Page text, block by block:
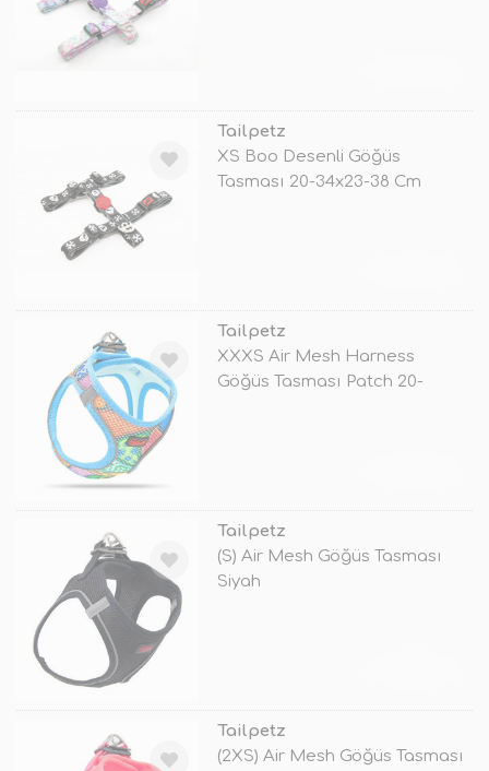
Tailpetz
XS Boo Desenli Göğüs
Tasması 20-34x23-38 Cm
Tailpetz
XXXS Air Mesh Harness
Göğüs Tasması Patch 20-
Tailpetz
(S) Air Mesh Göğüs Tasması
Siyah
Tailpetz
(2XS) Air Mesh Göğüs Tasması